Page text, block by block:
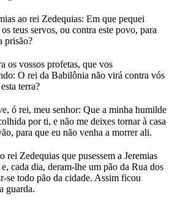
ao rei Zedequias: Em que pequei
teus servos, ou contra este povo, para
prisão?
os vossos profetas, que vos
O rei da Babilônia não virá contra vós
terra?
ó rei, meu senhor: Que a minha humilde
por ti, e não me deixes tornar à casa
para que eu não venha a morrer ali.
rei Zedequias que pusessem a Jeremias
cada dia, deram-lhe um pão da Rua dos
se todo pão da cidade. Assim ficou
guarda.